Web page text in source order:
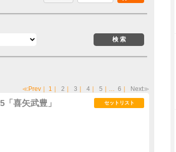
≪Prev ｜ 1 ｜ 2 ｜ 3 ｜ 4 ｜ 5 ｜… 6 ｜ Next≫
喜矢武豊」 セットリスト